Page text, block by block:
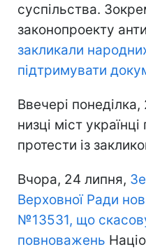
суспільства.
законопроекту
закликали
підтримувати
Ввечері
низці міст
протести із
Вчора, 24 липня,
Верховної Ради
№13531, що
повноважень